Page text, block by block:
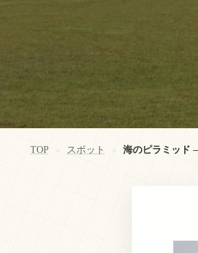
TOP > スポット > 海のピラミッド